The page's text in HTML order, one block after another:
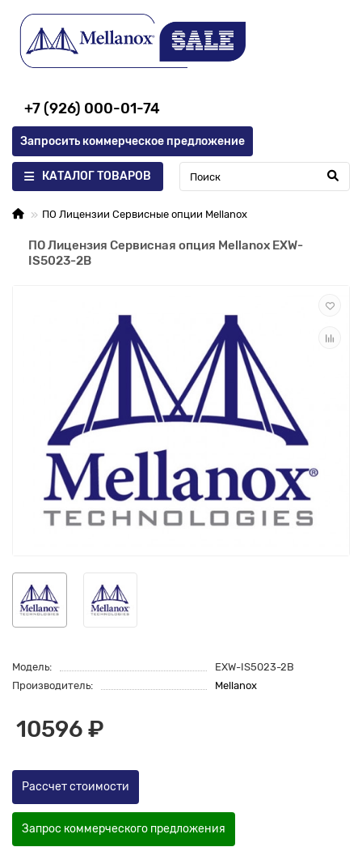
+7 (926) 000-01-74
Запросить коммерческое предложение
КАТАЛОГ ТОВАРОВ
ПО Лицензии Сервисные опции Mellanox
ПО Лицензия Сервисная опция Mellanox EXW-
IS5023-2B
Модель:
EXW-IS5023-2B
Производитель:
Mellanox
10596 ₽
Рассчет стоимости
Запрос коммерческого предложения